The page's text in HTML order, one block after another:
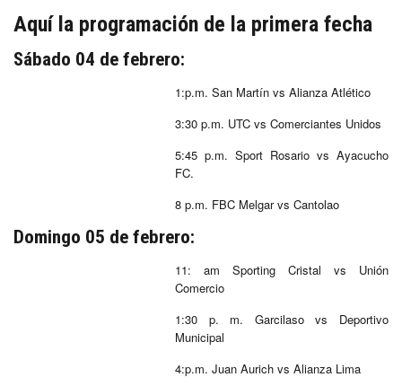
Aquí la programación de la primera fecha
Sábado 04 de febrero:
1:p.m. San Martín vs Alianza Atlético
3:30 p.m. UTC vs Comerciantes Unidos
5:45 p.m. Sport Rosario vs Ayacucho
FC.
8 p.m. FBC Melgar vs Cantolao
Domingo 05 de febrero:
11: am Sporting Cristal vs Unión
Comercio
1:30 p. m. Garcilaso vs Deportivo
Municipal
4:p.m. Juan Aurich vs Alianza Lima